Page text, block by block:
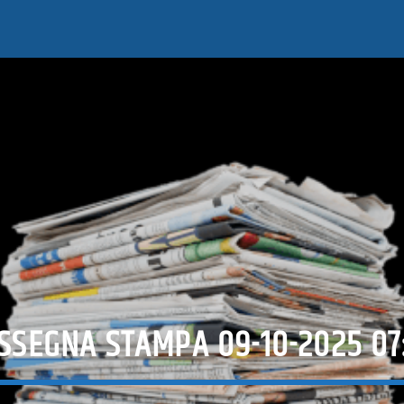
STAMPA 09-10-2025